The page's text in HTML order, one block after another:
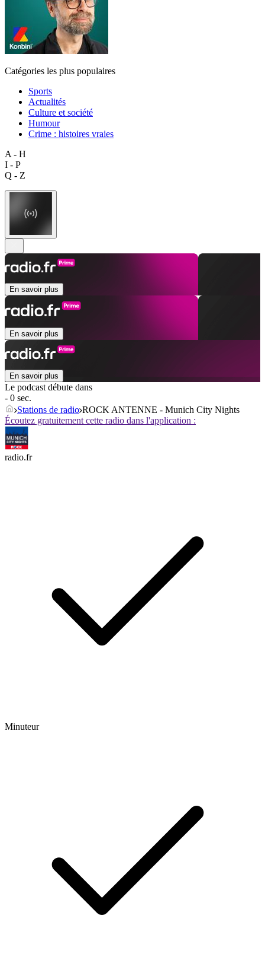
Catégories les plus populaires
Sports
Actualités
Culture et société
Humour
Crime : histoires vraies
A - H
I - P
Q - Z
En savoir plus
En savoir plus
En savoir plus
Le podcast débute dans
- 0 sec.
Stations de radio ROCK ANTENNE - Munich City Nights
Écoutez gratuitement cette radio dans l'application :
radio.fr
Minuteur